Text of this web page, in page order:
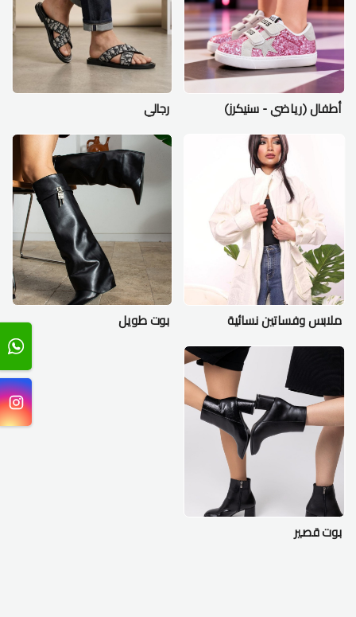
أطفال (رياضي - سنيكرز) رجالي
ملابس وفساتين نسائية بوت طويل
بوت قصير